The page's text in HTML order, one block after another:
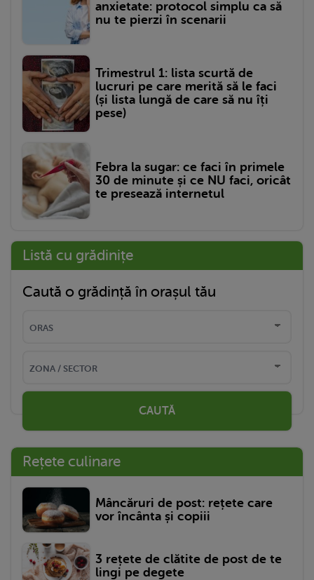
anxietate: protocol simplu ca să
nu te pierzi în scenarii
Trimestrul 1: lista scurtă de
lucruri pe care merită să le faci
(și lista lungă de care să nu îți
pese)
Febra la sugar: ce faci în primele
30 de minute și ce NU faci, oricât
te presează internetul
Listă cu grădinițe
Caută o grădință în orașul tău
CAUTĂ
Rețete culinare
Mâncăruri de post: rețete care
vor încânta și copiii
3 rețete de clătite de post de te
lingi pe degete